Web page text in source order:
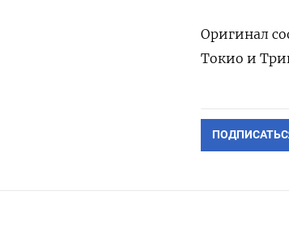
Оригинал
Токио и